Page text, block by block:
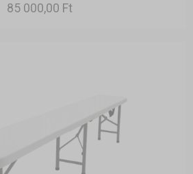
85 000,00 Ft